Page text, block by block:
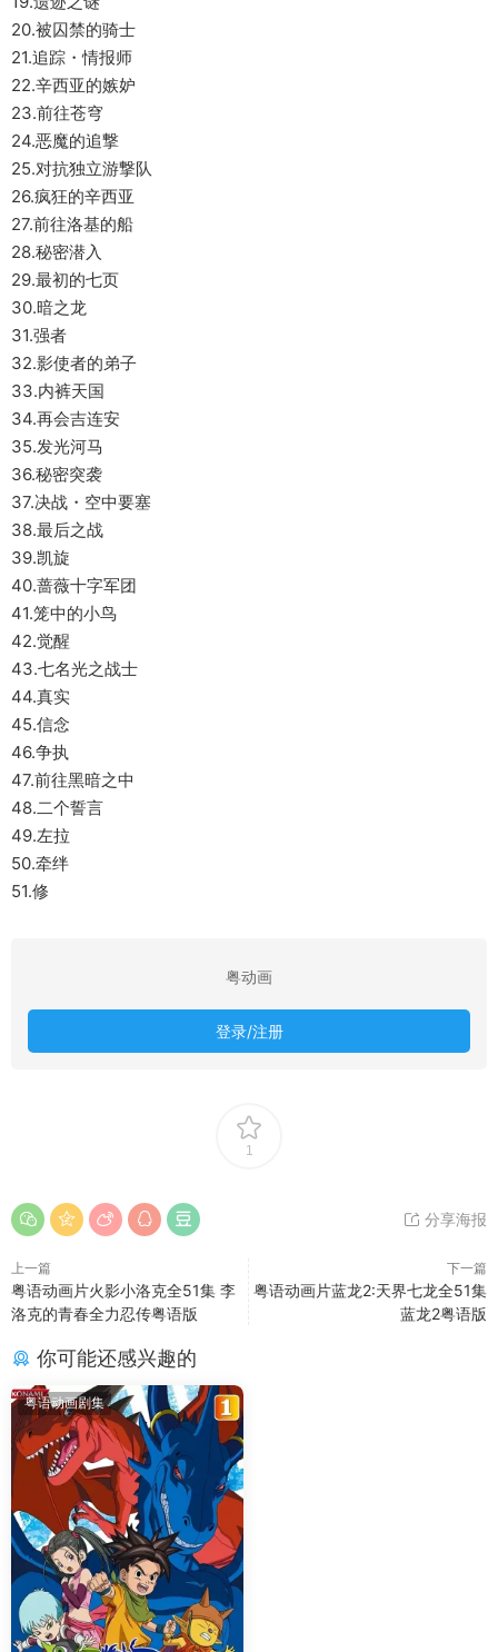
20.被囚禁的骑士
21.追踪・情报师
22.辛西亚的嫉妒
23.前往苍穹
24.恶魔的追撃
25.对抗独立游撃队
26.疯狂的辛西亚
27.前往洛基的船
28.秘密潜入
29.最初的七页
30.暗之龙
31.强者
32.影使者的弟子
33.内裤天国
34.再会吉连安
35.发光河马
36.秘密突袭
37.决战・空中要塞
38.最后之战
39.凯旋
40.蔷薇十字军团
41.笼中的小鸟
42.觉醒
43.七名光之战士
44.真实
45.信念
46.争执
47.前往黑暗之中
48.二个誓言
49.左拉
50.牵绊
51.修
粤动画
登录/注册
1
分享海报
上一篇
粤语动画片火影小洛克全51集 李
洛克的青春全力忍传粤语版
下一篇
粤语动画片蓝龙2:天界七龙全51集
蓝龙2粤语版
你可能还感兴趣的
粤语动画剧集